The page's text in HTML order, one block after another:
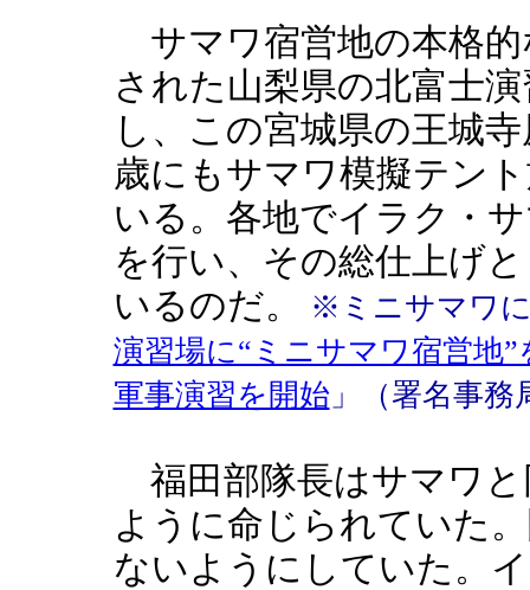
サマワ宿営地の本格的
された山梨県の北富士
し、この宮城県の王城
歳にもサマワ模擬テン
いる。各地でイラク・
を行い、その総仕上げ
いるのだ。
※ミニサマワ
演習場に“ミニサマワ宿営地
軍事演習を開始 」（署名事務
福田部隊長はサマワ
ように命じられていた
ないようにしていた。